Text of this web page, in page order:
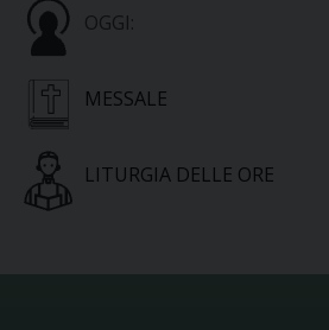
OGGI:
MESSALE
LITURGIA DELLE ORE